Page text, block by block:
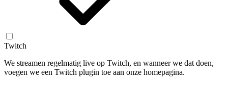
Twitch
We streamen regelmatig live op Twitch, en wanneer we dat doen,
voegen we een Twitch plugin toe aan onze homepagina.